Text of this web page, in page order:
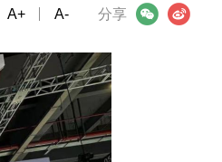
分享
微信 微博
A+ A-